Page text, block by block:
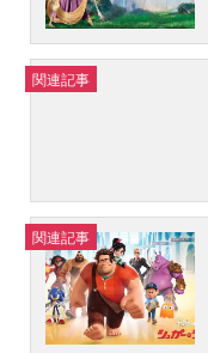
関連記事
関連記事